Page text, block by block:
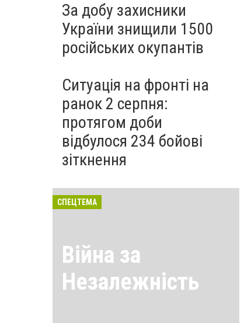
За добу захисники
України знищили 1500
російських окупантів
Ситуація на фронті на
ранок 2 серпня:
протягом доби
відбулося 234 бойові
зіткнення
СПЕЦТЕМА
Війна за
Незалежність